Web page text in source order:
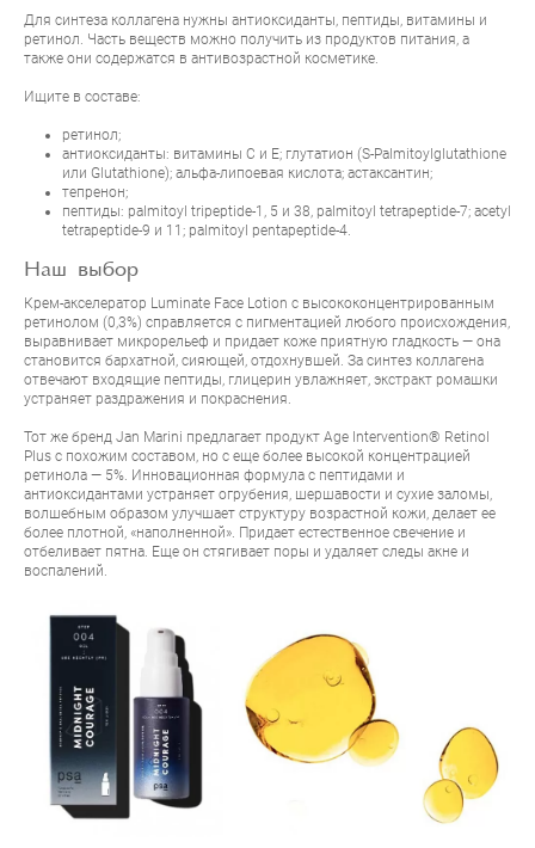
Для синтеза коллагена нужны антиоксиданты, пептиды, витамины и
ретинол. Часть веществ можно получить из продуктов питания, а
также они содержатся в антивозрастной косметике.
Ищите в составе:
ретинол;
антиоксиданты: витамины С и Е; глутатион (S-Palmitoylglutathione
или Glutathione); альфа-липоевая кислота; астаксантин;
тепренон;
пептиды: palmitoyl tripeptide-1, 5 и 38, palmitoyl tetrapeptide-7; acetyl
tetrapeptide-9 и 11; palmitoyl pentapeptide-4.
Наш выбор
Крем-акселератор Luminate Face Lotion с высококонцентрированным
ретинолом (0,3%) справляется с пигментацией любого происхождения,
выравнивает микрорельеф и придает коже приятную гладкость — она
становится бархатной, сияющей, отдохнувшей. За синтез коллагена
отвечают входящие пептиды, глицерин увлажняет, экстракт ромашки
устраняет раздражения и покраснения.
Тот же бренд Jan Marini предлагает продукт Age Intervention® Retinol
Plus с похожим составом, но с еще более высокой концентрацией
ретинола — 5%. Инновационная формула с пептидами и
антиоксидантами устраняет огрубения, шершавости и сухие заломы,
волшебным образом улучшает структуру возрастной кожи, делает ее
более плотной, «наполненной». Придает естественное свечение и
отбеливает пятна. Еще он стягивает поры и удаляет следы акне и
воспалений.